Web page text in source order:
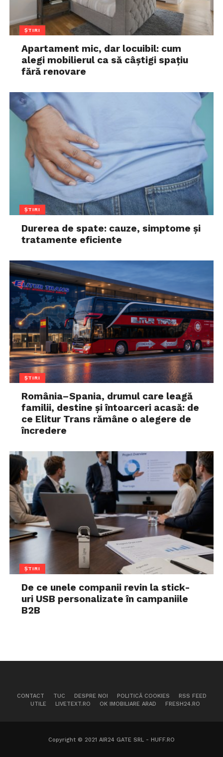
ȘTIRI
Apartament mic, dar locuibil: cum
alegi mobilierul ca să câștigi spațiu
fără renovare
ȘTIRI
Durerea de spate: cauze, simptome și
tratamente eficiente
ȘTIRI
România–Spania, drumul care leagă
familii, destine și întoarceri acasă: de
ce Elitur Trans rămâne o alegere de
încredere
ȘTIRI
De ce unele companii revin la stick-
uri USB personalizate în campaniile
B2B
CONTACT TUC DESPRE NOI POLITICĂ COOKIES
RSS FEED
UTILE
LIVETEXT.RO OK IMOBILIARE ARAD FRESH24.RO
Copyright © 2021 AIR24 GATE SRL - HUFF.RO